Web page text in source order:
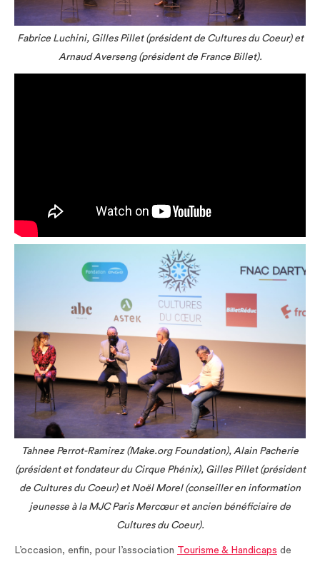
Fabrice Luchini, Gilles Pillet (président de Cultures du Coeur) et
Arnaud Averseng (président de France Billet).
Tahnee Perrot-Ramirez (Make.org Foundation), Alain Pacherie
(président et fondateur du Cirque Phénix), Gilles Pillet (président
de Cultures du Coeur) et Noël Morel (conseiller en information
jeunesse à la MJC Paris Mercœur et ancien bénéficiaire de
Cultures du Coeur).
L’occasion, enfin, pour l’association Tourisme & Handicaps de